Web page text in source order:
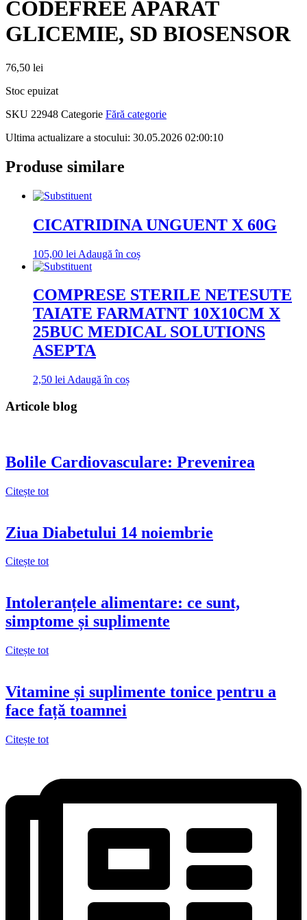
CODEFREE APARAT
GLICEMIE, SD BIOSENSOR
76,50 lei
Stoc epuizat
SKU 22948 Categorie Fără categorie
Ultima actualizare a stocului: 30.05.2026 02:00:10
Produse similare
CICATRIDINA UNGUENT X 60G
105,00 lei Adaugă în coș
COMPRESE STERILE NETESUTE
TAIATE FARMATNT 10X10CM X
25BUC MEDICAL SOLUTIONS
ASEPTA
2,50 lei Adaugă în coș
Articole blog
Bolile Cardiovasculare: Prevenirea
Citește tot
Ziua Diabetului 14 noiembrie
Citește tot
Intoleranțele alimentare: ce sunt,
simptome și suplimente
Citește tot
Vitamine și suplimente tonice pentru a
face față toamnei
Citește tot